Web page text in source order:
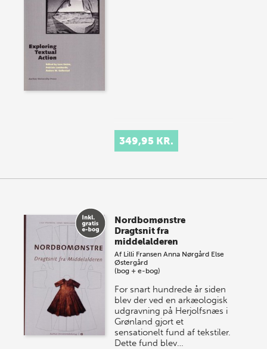
349,95 KR.
Nordbomønstre
Dragtsnit fra
middelalderen
Af Lilli Fransen Anna Nørgård Else
Østergård
(bog + e-bog)
For snart hundrede år siden
blev der ved en arkæologisk
udgravning på Herjolfsnæs i
Grønland gjort et
sensationelt fund af tekstiler.
Dette fund blev…